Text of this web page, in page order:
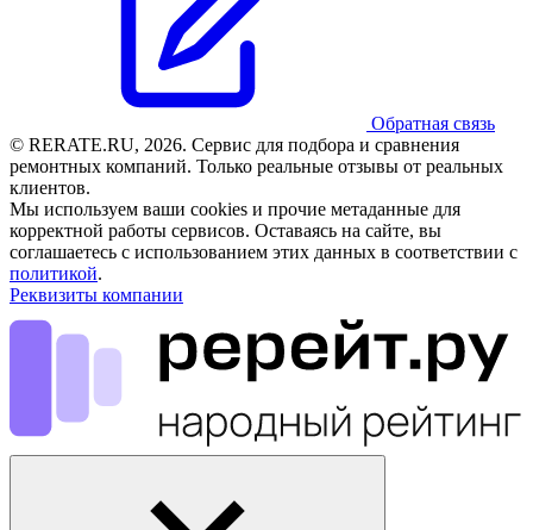
Обратная связь
© RERATE.RU, 2026. Сервис для подбора и сравнения
ремонтных компаний. Только реальные отзывы от реальных
клиентов.
Мы используем ваши cookies и прочие метаданные для
корректной работы сервисов. Оставаясь на сайте, вы
соглашаетесь с использованием этих данных в соответствии с
политикой.
Реквизиты компании